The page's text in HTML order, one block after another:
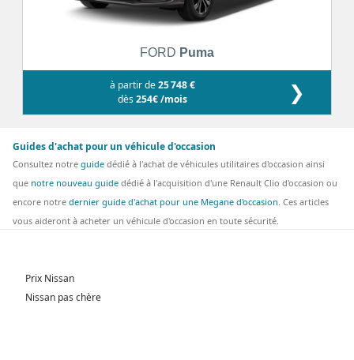
FORD Puma
à partir de25 748 €
dès254€ /mois ❯
Guides d'achat pour un véhicule d'occasion
Consultez notre guide dédié à l'achat de véhicules utilitaires d'occasion ainsi
que notre nouveau guide dédié à l'acquisition d'une Renault Clio d'occasion ou
encore notre dernier guide d'achat pour une Megane d'occasion. Ces articles
vous aideront à acheter un véhicule d'occasion en toute sécurité.
Prix Nissan
Nissan pas chère